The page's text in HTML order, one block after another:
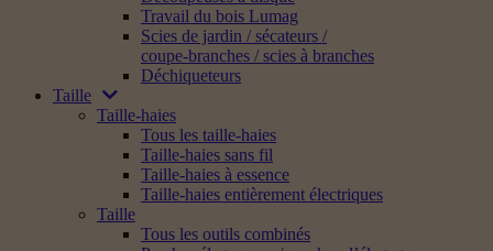
Travail du bois Lumag
Scies de jardin / sécateurs /
coupe-branches / scies à branches
Déchiqueteurs
Taille
Taille-haies
Tous les taille-haies
Taille-haies sans fil
Taille-haies à essence
Taille-haies entièrement électriques
Taille
Tous les outils combinés